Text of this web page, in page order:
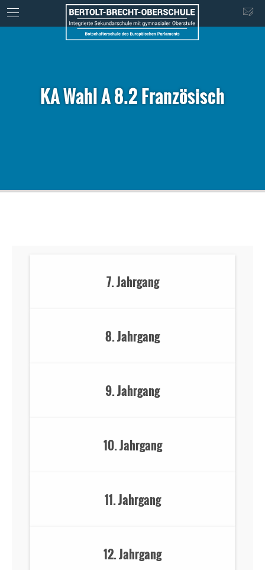
KA Wahl A 8.2 Französisch
7. Jahrgang
8. Jahrgang
9. Jahrgang
10. Jahrgang
11. Jahrgang
12. Jahrgang